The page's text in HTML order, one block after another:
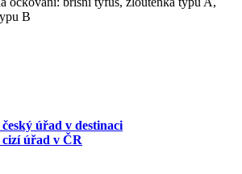
B
úřad v destinaci
úřad v ČR